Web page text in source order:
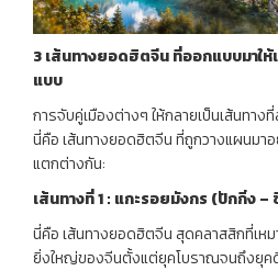
3เส้นทางยอดฮิตจีนที่ออกแบบมาใ
แบบ
การจับคู่เมืองต่างๆ ให้กลายเป็นเส้นทา
นี่คือ เส้นทางยอดฮิตจีน ที่ถูกวางแผนมา
แตกต่างกัน:
เส้นทางที่1 : แกะรอยมังกร (ปักกิ่ง–
นี่คือ เส้นทางยอดฮิตจีน สุดคลาสสิกที่เห
ยิ่งใหญ่ของจีนตั้งแต่ยุคโบราณจนถึงยุค